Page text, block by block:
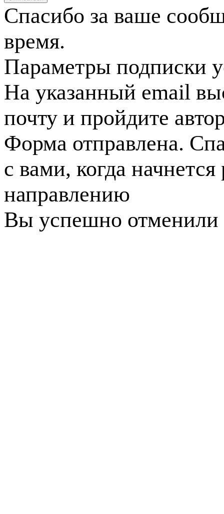
Спасибо за ваше
время.
Параметры подписки
На указанный email
почту и пройдите
Форма отправлена.
с вами, когда
направлению
Вы успешно отменили